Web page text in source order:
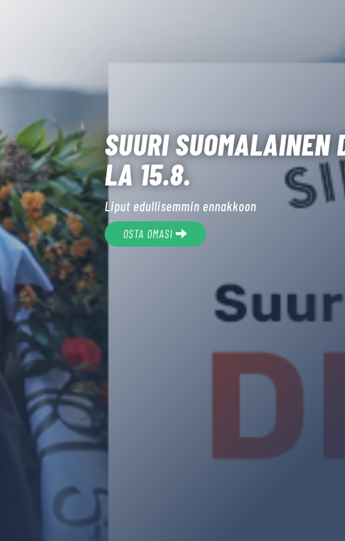
TORITUNNELMAA
KESÄSUNNUNTAISIN
Konttitori su 9.8.
LUE LISÄÄ